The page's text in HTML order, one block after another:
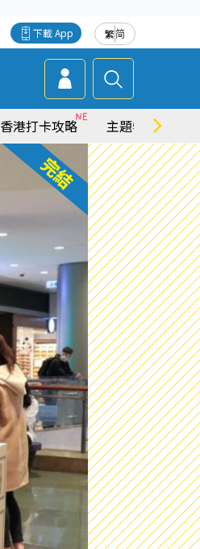
繁简
下載 App
香港打卡攻略 主題特集